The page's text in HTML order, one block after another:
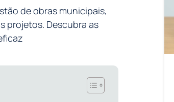
de obras municipais,
projetos. Descubra as